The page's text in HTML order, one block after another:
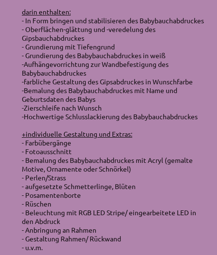
darin enthalten:
- In Form bringen und stabilisieren des Babybauchabdruckes
- Oberflächen-glättung und -veredelung des
Gipsbauchabdruckes
- Grundierung mit Tiefengrund
- Grundierung des Babybauchabdruckes in weiß
-Aufhängevorrichtung zur Wandbefestigung des
Babybauchabdruckes
-farbliche Gestaltung des Gipsabdruckes in Wunschfarbe
-Bemalung des Babybauchabdruckes mit Name und
Geburtsdaten des Babys
-Zierschleife nach Wunsch
-Hochwertige Schlusslackierung des Babybauchabdruckes
+individuelle Gestaltung und Extras:
- Farbübergänge
- Fotoausschnitt
- Bemalung des Babybauchabdruckes mit Acryl (gemalte
Motive, Ornamente oder Schnörkel)
- Perlen/Strass
- aufgesetzte Schmetterlinge, Blüten
- Posamentenborte
- Rüschen
- Beleuchtung mit RGB LED Stripe/ eingearbeitete LED in
den Abdruck
- Anbringung an Rahmen
- Gestaltung Rahmen/ Rückwand
- u.v.m.